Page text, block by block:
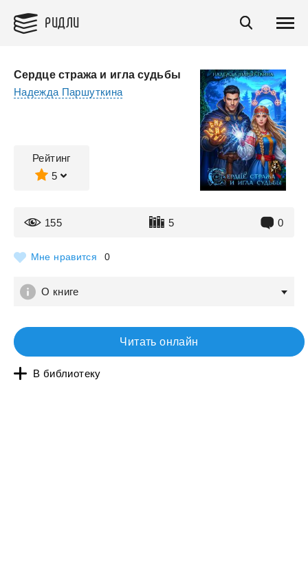
РИДЛИ
Сердце стража и игла судьбы
Надежда Паршуткина
Рейтинг
5
155 5 0
Мне нравится 0
О книге
Читать онлайн
В библиотеку